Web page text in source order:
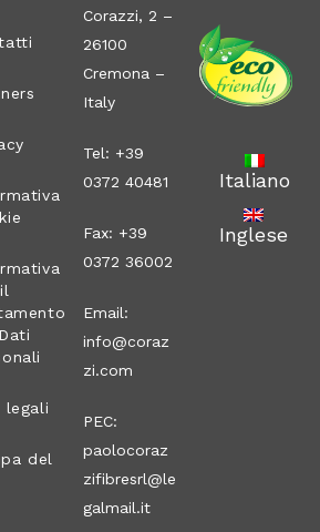
legali
del
Corazzi, 2 –
26100
Cremona –
Italy
Tel: +39
0372 40481
Fax: +39
0372 36002
Email:
info@coraz
zi.com
PEC:
paolocoraz
zifibresrl@le
galmail.it
Italiano
Inglese